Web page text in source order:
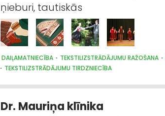
ņieburi, tautiskās
DAIĻAMATNIECĪBA TEKSTILIZSTRĀDĀJUMU RAŽOŠANA
TEKSTILIZSTRĀDĀJUMU TIRDZNIECĪBA
Dr. Mauriņa klīnika